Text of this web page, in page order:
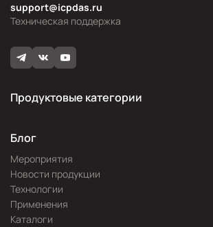
Техническая поддержка
support@icpdas.ru
Продуктовые категории
Блог
Мероприятия
Новости продукции
Технологии
Применения
Каталоги